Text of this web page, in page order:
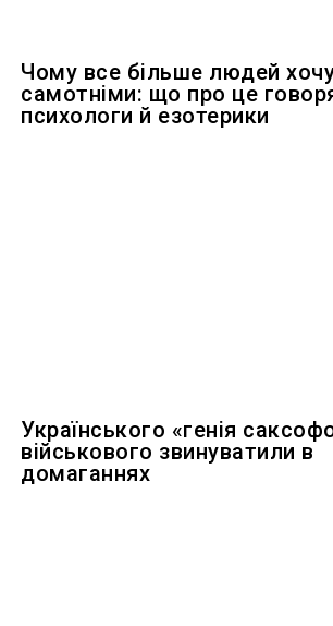
Чому все більше людей
самотніми: що про це
психологи й езотерики
Українського «генія
військового звинуватили в
домаганнях